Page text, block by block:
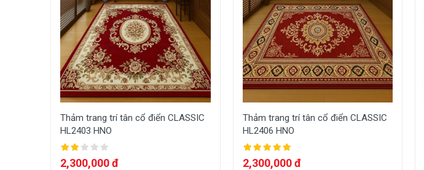
Thảm trang trí tân cổ điển CLASSIC
HL2403 HNO
2,300,000 đ
Thảm trang trí tân cổ điển CLASSIC
HL2406 HNO
2,300,000 đ